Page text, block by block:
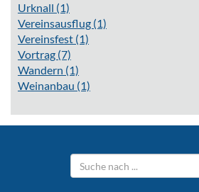
Urknall (1)
Vereinsausflug (1)
Vereinsfest (1)
Vortrag (7)
Wandern (1)
Weinanbau (1)